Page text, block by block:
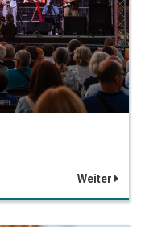
Weiter